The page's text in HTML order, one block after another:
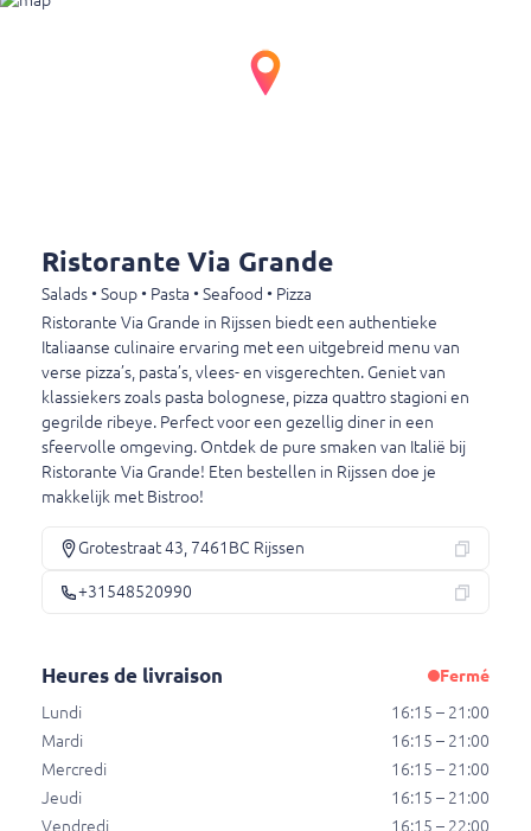
Powered by
posées
Puis-je encore modifier ma commande après avoir payé ?
Où puis-je poser des questions sur ma commande ?
Quels sont les horaires d'ouverture ?
Ristorante Via Grande
Grotestraat 43
Heures de vente à emporter
Lundi
Mardi
Mercredi
Ristorante Via Grande
Salads • Soup • Pasta • Seafood • Pizza
Ristorante Via Grande in Rijssen biedt een authentieke
Italiaanse culinaire ervaring met een uitgebreid menu van
verse pizza’s, pasta’s, vlees- en visgerechten. Geniet van
klassiekers zoals pasta bolognese, pizza quattro stagioni en
gegrilde ribeye. Perfect voor een gezellig diner in een
sfeervolle omgeving. Ontdek de pure smaken van Italië bij
Ristorante Via Grande! Eten bestellen in Rijssen doe je
makkelijk met Bistroo!
Grotestraat 43, 7461BC Rijssen
+31548520990
Heures de livraison
Fermé
Lundi
16:15 – 21:00
Mardi
16:15 – 21:00
Mercredi
16:15 – 21:00
Jeudi
16:15 – 21:00
Vendredi
16:15 – 22:00